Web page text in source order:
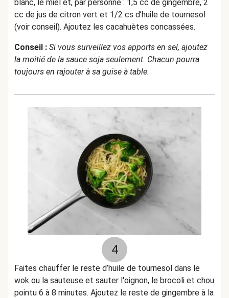
blanc, le miel et, par personne : 1,5 cc de gingembre, 2
cc de jus de citron vert et 1/2 cs d’huile de tournesol
(voir conseil). Ajoutez les cacahuètes concassées.
Conseil : Si vous surveillez vos apports en sel, ajoutez
la moitié de la sauce soja seulement. Chacun pourra
toujours en rajouter à sa guise à table.
4
Faites chauffer le reste d’huile de tournesol dans le
wok ou la sauteuse et sauter l'oignon, le brocoli et chou
pointu 6 à 8 minutes. Ajoutez le reste de gingembre à la